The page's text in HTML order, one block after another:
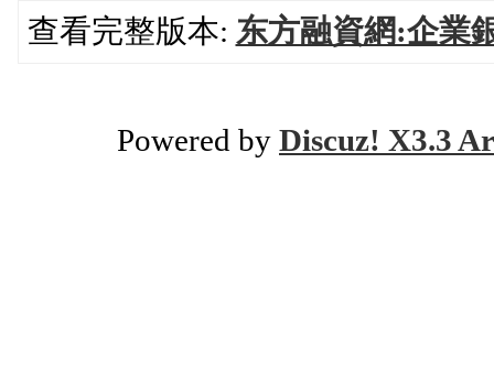
查看完整版本: 东方融資網:企業
Powered by Discuz! X3.3